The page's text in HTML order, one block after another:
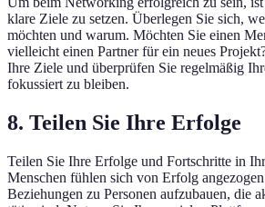
klare Ziele zu setzen. Überlegen Sie sich,
möchten und warum. Möchten Sie einen
vielleicht einen Partner für ein neues
Ihre Ziele und überprüfen Sie regelmäßig
fokussiert zu bleiben.
8. Teilen Sie Ihre Erfolge
Teilen Sie Ihre Erfolge und Fortschritte in
Menschen fühlen sich von Erfolg
Beziehungen zu Personen aufzubauen, die